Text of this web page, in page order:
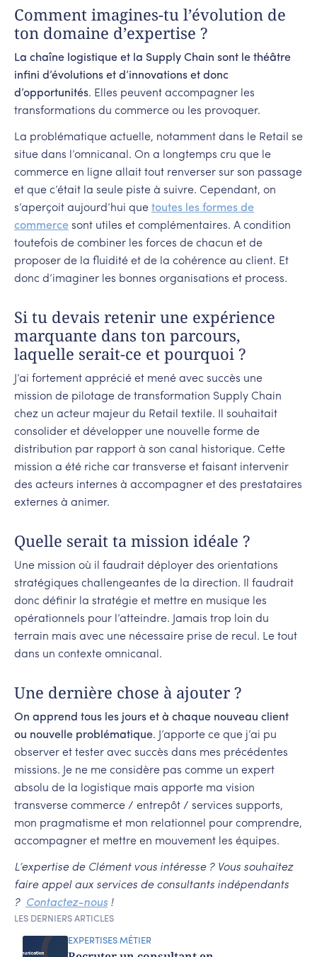
Comment imagines-tu l’évolution de
ton domaine d’expertise ?
La chaîne logistique et la Supply Chain sont le théâtre
infini d’évolutions et d’innovations et donc
d’opportunités. Elles peuvent accompagner les
transformations du commerce ou les provoquer.
La problématique actuelle, notamment dans le Retail se
situe dans l’omnicanal. On a longtemps cru que le
commerce en ligne allait tout renverser sur son passage
et que c’était la seule piste à suivre. Cependant, on
s’aperçoit aujourd’hui que toutes les formes de
commerce sont utiles et complémentaires. A condition
toutefois de combiner les forces de chacun et de
proposer de la fluidité et de la cohérence au client. Et
donc d’imaginer les bonnes organisations et process.
Si tu devais retenir une expérience
marquante dans ton parcours,
laquelle serait-ce et pourquoi ?
J’ai fortement apprécié et mené avec succès une
mission de pilotage de transformation Supply Chain
chez un acteur majeur du Retail textile. Il souhaitait
consolider et développer une nouvelle forme de
distribution par rapport à son canal historique. Cette
mission a été riche car transverse et faisant intervenir
des acteurs internes à accompagner et des prestataires
externes à animer.
Quelle serait ta mission idéale ?
Une mission où il faudrait déployer des orientations
stratégiques challengeantes de la direction. Il faudrait
donc définir la stratégie et mettre en musique les
opérationnels pour l’atteindre. Jamais trop loin du
terrain mais avec une nécessaire prise de recul. Le tout
dans un contexte omnicanal.
Une dernière chose à ajouter ?
On apprend tous les jours et à chaque nouveau client
ou nouvelle problématique. J’apporte ce que j’ai pu
observer et tester avec succès dans mes précédentes
missions. Je ne me considère pas comme un expert
absolu de la logistique mais apporte ma vision
transverse commerce / entrepôt / services supports,
mon pragmatisme et mon relationnel pour comprendre,
accompagner et mettre en mouvement les équipes.
L’expertise de Clément vous intéresse ? Vous souhaitez
faire appel aux services de consultants indépendants
? Contactez-nous !
LES DERNIERS ARTICLES
EXPERTISES MÉTIER